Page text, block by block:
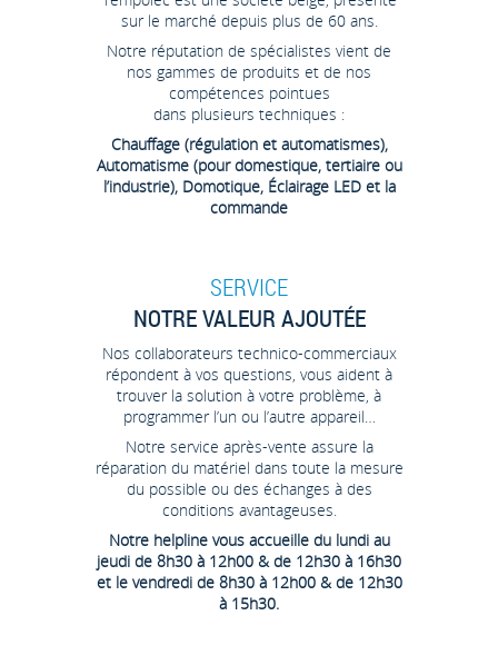
sur le marché depuis plus de 60 ans.
Notre réputation de spécialistes vient de
nos gammes de produits et de nos
compétences pointues
dans plusieurs techniques :
Chauffage (régulation et automatismes),
Automatisme (pour domestique, tertiaire ou
l’industrie), Domotique, Éclairage LED et la
commande
SERVICE
NOTRE VALEUR AJOUTÉE
Nos collaborateurs technico-commerciaux
répondent à vos questions, vous aident à
trouver la solution à votre problème, à
programmer l’un ou l’autre appareil…
Notre service après-vente assure la
réparation du matériel dans toute la mesure
du possible ou des échanges à des
conditions avantageuses.
Notre helpline vous accueille du lundi au
jeudi de 8h30 à 12h00 & de 12h30 à 16h30
et le vendredi de 8h30 à 12h00 & de 12h30
à 15h30.